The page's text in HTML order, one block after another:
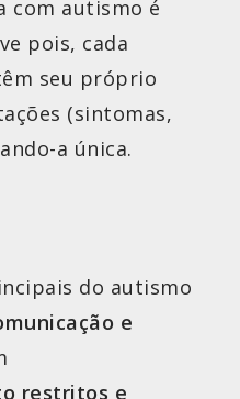
com autismo é
pois, cada
seu próprio
(sintomas,
a única.
do autismo
e
restritos e